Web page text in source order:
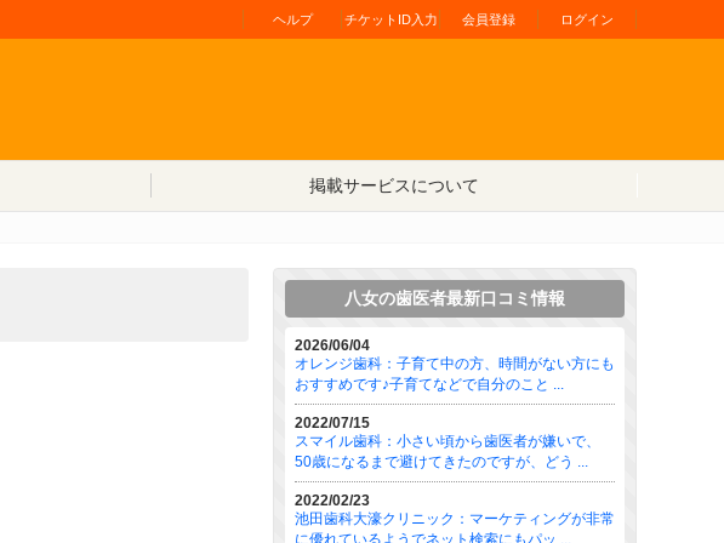
ヘルプ チケットID入力 会員登録 ログイン
掲載サービスについて
八女の歯医者最新口コミ情報
2026/06/04
オレンジ歯科：子育て中の方、時間がない方にも
おすすめです♪子育てなどで自分のこと ...
2022/07/15
スマイル歯科：小さい頃から歯医者が嫌いで、
50歳になるまで避けてきたのですが、どう ...
2022/02/23
池田歯科大濠クリニック：マーケティングが非常